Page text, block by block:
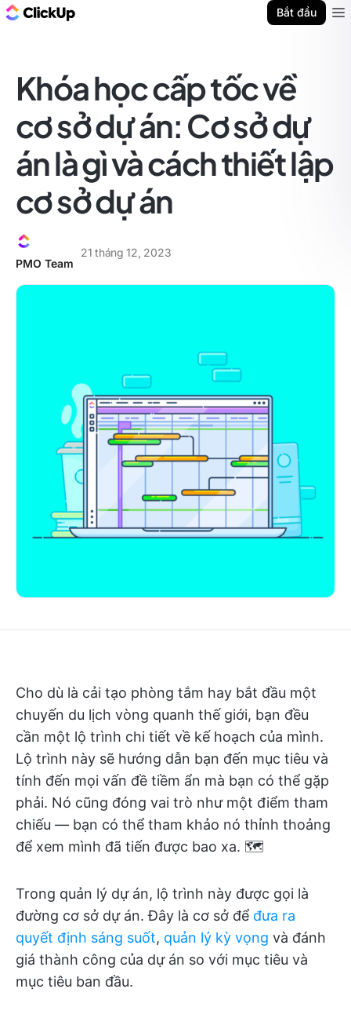
Bắt đầu
Khóa học cấp tốc về
cơ sở dự án: Cơ sở dự
án là gì và cách thiết lập
cơ sở dự án
PMO Team
21 tháng 12, 2023
Cho dù là cải tạo phòng tắm hay bắt đầu một
chuyến du lịch vòng quanh thế giới, bạn đều
cần một lộ trình chi tiết về kế hoạch của mình.
Lộ trình này sẽ hướng dẫn bạn đến mục tiêu và
tính đến mọi vấn đề tiềm ẩn mà bạn có thể gặp
phải. Nó cũng đóng vai trò như một điểm tham
chiếu — bạn có thể tham khảo nó thỉnh thoảng
để xem mình đã tiến được bao xa. 🗺️
Trong quản lý dự án, lộ trình này được gọi là
đường cơ sở dự án. Đây là cơ sở để đưa ra
quyết định sáng suốt, quản lý kỳ vọng và đánh
giá thành công của dự án so với mục tiêu và
mục tiêu ban đầu.